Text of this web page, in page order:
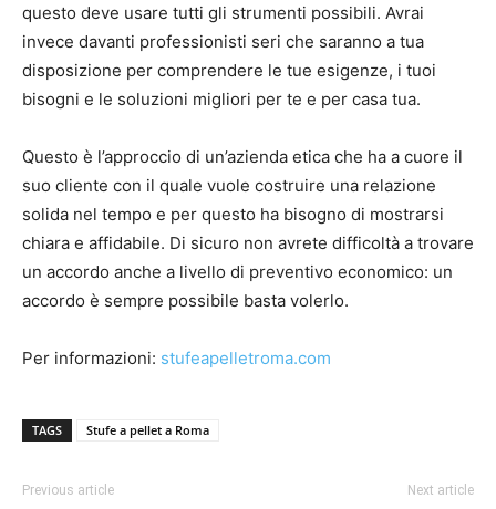
questo deve usare tutti gli strumenti possibili. Avrai
invece davanti professionisti seri che saranno a tua
disposizione per comprendere le tue esigenze, i tuoi
bisogni e le soluzioni migliori per te e per casa tua.
Questo è l’approccio di un’azienda etica che ha a cuore il
suo cliente con il quale vuole costruire una relazione
solida nel tempo e per questo ha bisogno di mostrarsi
chiara e affidabile. Di sicuro non avrete difficoltà a trovare
un accordo anche a livello di preventivo economico: un
accordo è sempre possibile basta volerlo.
Per informazioni: stufeapelletroma.com
TAGS Stufe a pellet a Roma
Previous article Next article